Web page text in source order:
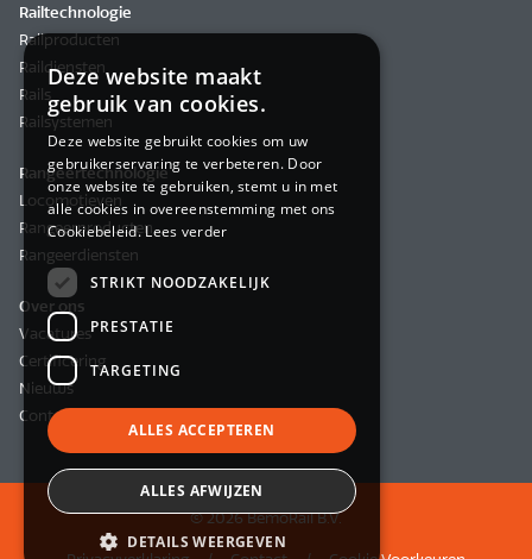
Railtechnologie
Railproducten
Raildiensten
Rails
Railsystemen
Rangeertechnologie
Locomotieven
Rangeerproducten
Rangeerdiensten
Over ons
Vacatures
Certificering
Nieuws
Contact
© 2026 BemoRail B.V.
Deze website maakt
gebruik van cookies.
Deze website gebruikt cookies om uw
gebruikerservaring te verbeteren. Door
onze website te gebruiken, stemt u in met
alle cookies in overeenstemming met ons
Cookiebeleid.Lees verder
STRIKT NOODZAKELIJK
PRESTATIE
TARGETING
ALLES ACCEPTEREN
ALLES AFWIJZEN
DETAILS WEERGEVEN